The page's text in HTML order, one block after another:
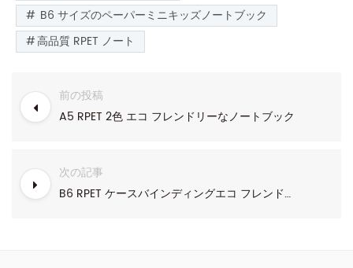
B6 サイズのペーパーミニキッズノートブック
高品質 RPET ノート
前の投稿
A5 RPET 2色 エコ フレンドリーなノートブック
次の記事
B6 RPET ケースバインディングエコ フレンドリーなノートブック